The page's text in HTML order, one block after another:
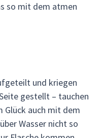
so mit dem atmen
und kriegen
gestellt – tauchen
Glück auch mit dem
Wasser nicht so